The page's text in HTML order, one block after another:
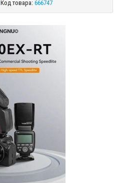
Код товара: 666747